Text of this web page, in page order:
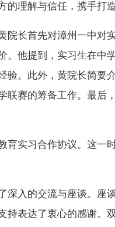
理解与信任，携手打
院长首先对漳州一中对
。他提到，实习生在中
验。此外，黄院长简要
联赛的筹备工作。最后
育实习合作协议。这一
深入的交流与座谈。座
持表达了衷心的感谢。